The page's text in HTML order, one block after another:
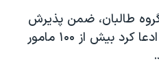
طالبان، ضمن پذیرش
مسئولیت حمله امروز صبح، ادعا کرد بیش از ۱۰۰ مامور